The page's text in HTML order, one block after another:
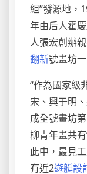
組”發源地，
年由后人霍
人張宏創辦
翻新號畫坊
“作為國家級
宋、興于明
成全號畫坊
柳青年畫共
此中，最見
有近2遊艇設